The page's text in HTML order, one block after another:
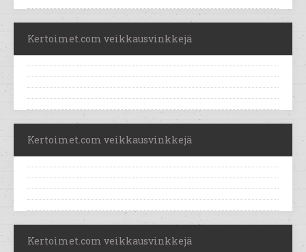
Kertoimet.com veikkausvinkkejä
Kertoimet.com veikkausvinkkejä
Kertoimet.com veikkausvinkkejä